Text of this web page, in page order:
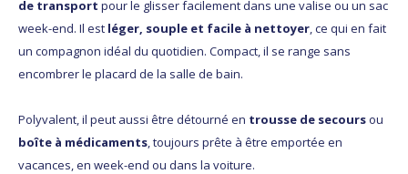
de transport pour le glisser facilement dans une valise ou un sac
week-end. Il est léger, souple et facile à nettoyer, ce qui en fait
un compagnon idéal du quotidien. Compact, il se range sans
encombrer le placard de la salle de bain.
Polyvalent, il peut aussi être détourné en trousse de secoursou
boîte à médicaments, toujours prête à être emportée en
vacances, en week-end ou dans la voiture.